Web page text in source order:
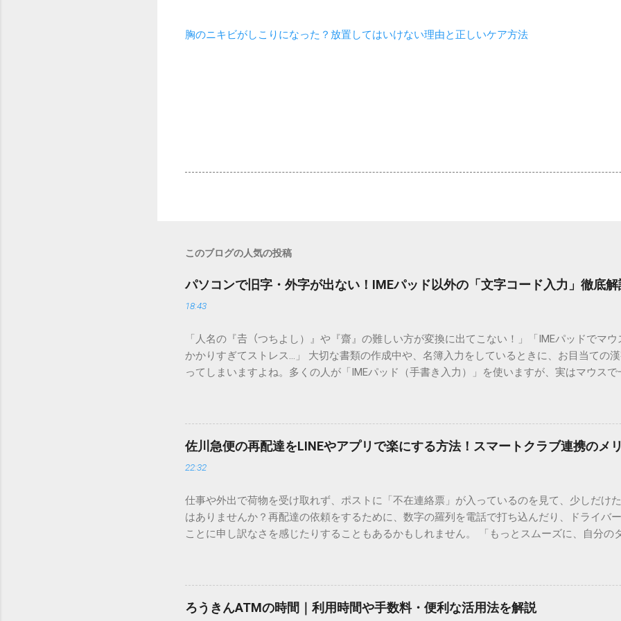
胸のニキビがしこりになった？放置してはいけない理由と正しいケア方法
このブログの人気の投稿
パソコンで旧字・外字が出ない！IMEパッド以外の「文字コード入力」徹底解
18:43
「人名の『𠮷（つちよし）』や『齋』の難しい方が変換に出てこない！」「IMEパッドでマ
かかりすぎてストレス…」 大切な書類の作成中や、名簿入力をしているときに、お目当ての
ってしまいますよね。多くの人が「IMEパッド（手書き入力）」を使いますが、実はマウス
この方法をマスターすれば、もう難しい漢字の入力で手を止める必要はありません。 1. なぜ
が出てこないのか？ そもそも、なぜ普通の変換で出てこない漢字があるのでしょうか。その
認識する仕組みにあります。 日本のパソコンで一般的に使われる漢字は、JIS規格（日本産
準」「第2水準」といった形で整理されています。しかし、人名や地名に使われる非常に古
「Unicode（ユニコード）」や「JISコード」といった 文字コード です。パソコン上のすべ
所」のような番号が割り振られています。変換候補に出ない文字でも、この住所（コード）
び出すことができるのです。 2. Windows標準機能！文字コードで漢字を出す「16進数入力」
角」にする（※重要）。 **「20BB7」**と入力する。 直後にキーボードの**[Alt]キーを押し
力した数字が、一瞬で対応する漢字（例：𠮷）に変換されます。 注記： この方法は、特に
佐川急便の再配達をLINEやアプリで楽にする方法！スマートクラブ連携のメ
22:32
仕事や外出で荷物を受け取れず、ポストに「不在連絡票」が入っているのを見て、少しだけ
はありませんか？再配達の依頼をするために、数字の羅列を電話で打ち込んだり、ドライバ
ことに申し訳なさを感じたりすることもあるかもしれません。 「もっとスムーズに、自分の
なります。この記事では、忙しい毎日をサポートする便利な受け取り術と、連携による具体
す。 佐川急便の再配達が劇的に変わる「スマートクラブ」とは？ まず押さえておきたいの
会員サービス「スマートクラブ」です。これは、荷物の配送状況をリアルタイムで管理する
ろうきんATMの時間｜利用時間や手数料・便利な活用法を解説